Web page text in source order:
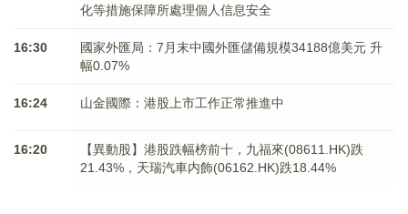
化等措施保障所處理個人信息安全
16:30
國家外匯局：7月末中國外匯儲備規模34188億美元 升
幅0.07%
16:24 山金國際：港股上市工作正常推進中
16:20
【異動股】港股跌幅榜前十，九福來(08611.HK)跌
21.43%，天瑞汽車内飾(06162.HK)跌18.44%